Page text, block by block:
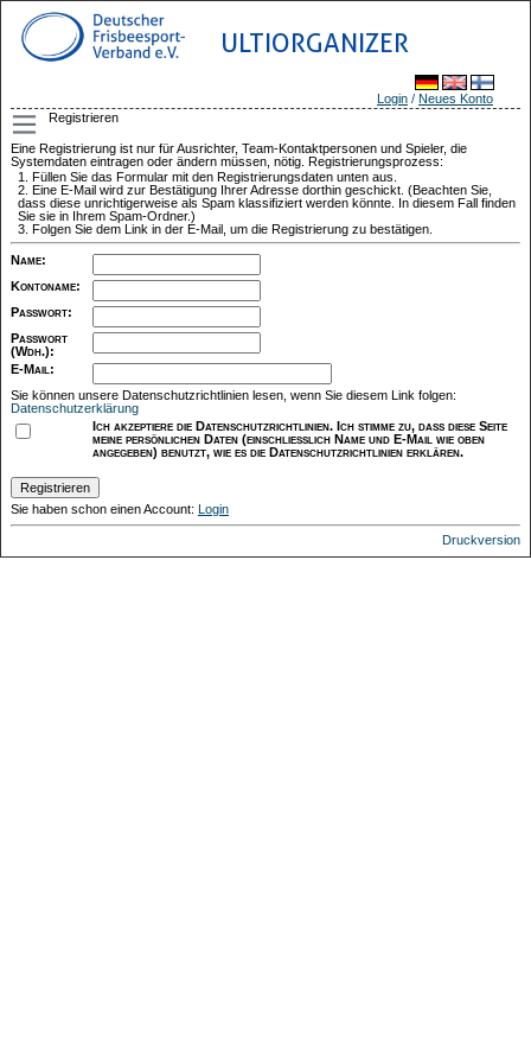
ULTIORGANIZER
Login / Neues Konto
Registrieren
Eine Registrierung ist nur für Ausrichter, Team-Kontaktpersonen und Spieler, die
Systemdaten eintragen oder ändern müssen, nötig. Registrierungsprozess:
Füllen Sie das Formular mit den Registrierungsdaten unten aus.
Eine E-Mail wird zur Bestätigung Ihrer Adresse dorthin geschickt. (Beachten Sie,
dass diese unrichtigerweise als Spam klassifiziert werden könnte. In diesem Fall finden
Sie sie in Ihrem Spam-Ordner.)
Folgen Sie dem Link in der E-Mail, um die Registrierung zu bestätigen.
Name:
Kontoname:
Passwort:
Passwort
(Wdh.):
E-Mail :
Sie können unsere Datenschutzrichtlinien lesen, wenn Sie diesem Link folgen:
Datenschutzerklärung
Ich akzeptiere die Datenschutzrichtlinien. Ich stimme zu, dass diese Seite
meine persönlichen Daten (einschließlich Name und E-Mail wie oben
angegeben) benutzt, wie es die Datenschutzrichtlinien erklären.
Sie haben schon einen Account: Login
Druckversion